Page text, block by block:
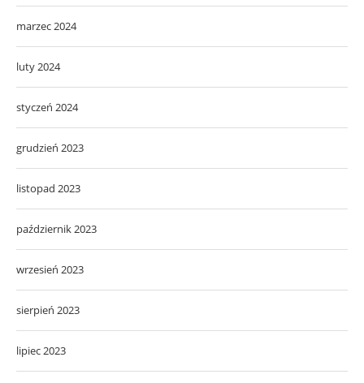
marzec 2024
luty 2024
styczeń 2024
grudzień 2023
listopad 2023
październik 2023
wrzesień 2023
sierpień 2023
lipiec 2023